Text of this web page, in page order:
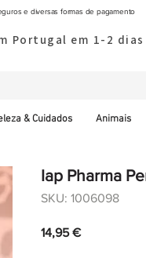
e diversas formas de pagamento
em Portugal em 1-
& Cuidados Animais
Iap Pharma
SKU: 1006098
14,95 €Preço